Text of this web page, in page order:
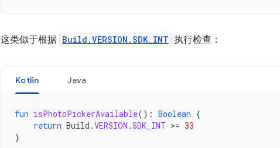
这类似于根据 Build.VERSION.SDK_INT 执行检查：
Kotlin Java
fun isPhotoPickerAvailable(): Boolean {
return Build .VERSION .SDK_INT >= 33
}